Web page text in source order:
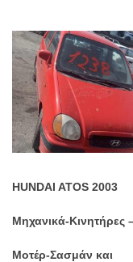
HUNDAI ATOS 2003
Μηχανικά-Κινητήρες
Μοτέρ-Σασμάν και